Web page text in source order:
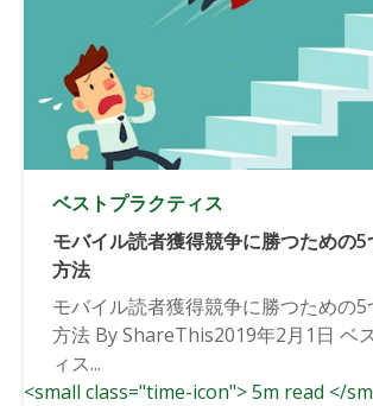
ベストプラクティス
モバイル読者獲得競争に勝つための
方法
モバイル読者獲得競争に勝つための5
方法 By ShareThis2019年2月1日 ベ
ィス...
<small class="time-icon"> 5m read </